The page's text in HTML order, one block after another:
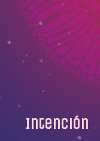
Intención